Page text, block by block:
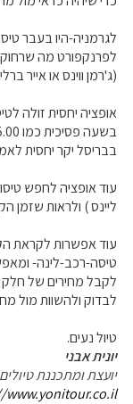
לגרמניה-היו בעבר
לפרנקפורט מה
(ג'רמן ווינס או אייר
אופציה יחסית זולה
בבריסל יקר יחסית
עוד אופציה לחפש
ליינס ) ולראות שזמן
עוד אפשרות לקראת
טיסה-רכב-לינה-
לקבל מחירים של חלק
לבדוק ולהשוות מול
טיול נעים.
יונית אבני
יועצת ומתכננת טיולים